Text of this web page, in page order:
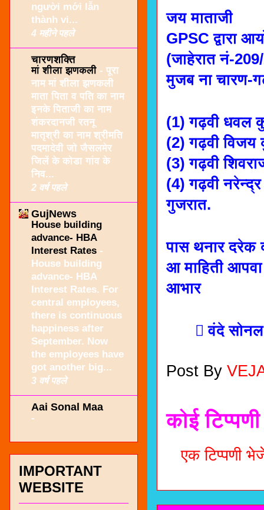
जय माताजी
GPSC द्वारा
(जाहेरात नं-
मुजब ना चारण-
(1) गढ़वी धवल
(2) गढ़वी विजय
(3) गढ़वी
(4) गढ़वी
गुजरात.
पास थनार
आ माहिती
आभार
 वंदे सोनल
Post By
कोई
एक टिप्पणी
người mới lẫn
thành vi...
4 महीने पहले
चारणशक्ति
मां शीला झणकली - पूरा
नाम मां शीला झणकली
माता पिता व पति का नाम
इनके पिताजी का नाम
शंकरदानजी रतनू
मातृश्री का नाम श्रीमति
पदमादेवी जो जैसलमेर
जिलें के कोडा गांव के
निव...
2 वर्ष पहले
GujNews
House building
advance- HBA
Interest Rates -
House building
advance- HBA
Interest Rates. For
central employees,
there is continuous
happiness after
September. Now
the employees have
got another big...
3 वर्ष पहले
Aai Sonal Maa
-
IMPORTANT
WEBSITE